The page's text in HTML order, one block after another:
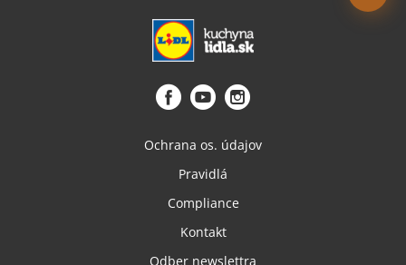
Ochrana os. údajov
Pravidlá
Compliance
Kontakt
Odber newslettra